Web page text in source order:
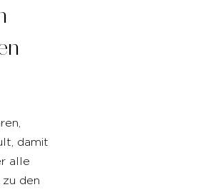
damit
alle
den